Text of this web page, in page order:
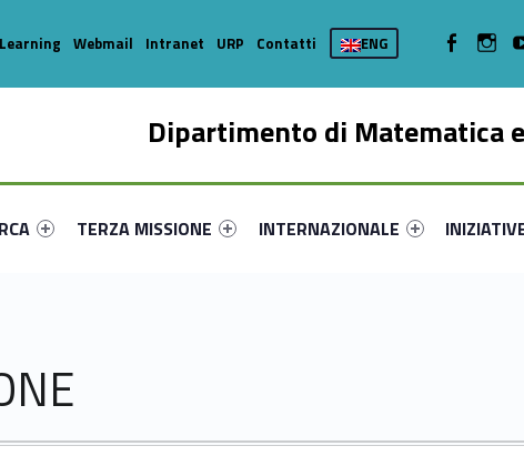
Dipartimento di Matematica
primary-96412-16
#link-menu-primary-22325-35
Link identifier #link-menu-primary-29532-44
TERZA MISSIONE
Link identifier #link-menu-primary-
INTERNAZIONALE
Link
Webmail Intranet URP Contatti ENG WebMan on